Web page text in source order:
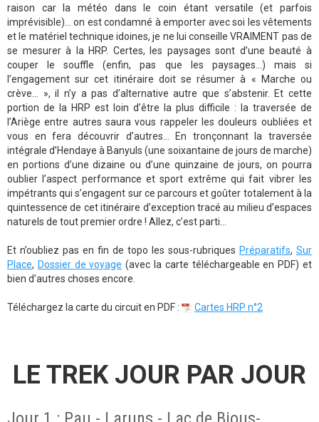
raison car la météo dans le coin étant versatile (et parfois
imprévisible)... on est condamné à emporter avec soi les vêtements
et le matériel technique idoines, je ne lui conseille VRAIMENT pas de
se mesurer à la HRP. Certes, les paysages sont d’une beauté à
couper le souffle (enfin, pas que les paysages...) mais si
l’engagement sur cet itinéraire doit se résumer à « Marche ou
crève... », il n’y a pas d’alternative autre que s’abstenir. Et cette
portion de la HRP est loin d’être la plus difficile : la traversée de
l’Ariège entre autres saura vous rappeler les douleurs oubliées et
vous en fera découvrir d’autres... En tronçonnant la traversée
intégrale d’Hendaye à Banyuls (une soixantaine de jours de marche)
en portions d’une dizaine ou d’une quinzaine de jours, on pourra
oublier l’aspect performance et sport extrême qui fait vibrer les
impétrants qui s’engagent sur ce parcours et goûter totalement à la
quintessence de cet itinéraire d’exception tracé au milieu d’espaces
naturels de tout premier ordre ! Allez, c’est parti...
Et n’oubliez pas en fin de topo les sous-rubriques Préparatifs, Sur
Place, Dossier de voyage (avec la carte téléchargeable en PDF) et
bien d’autres choses encore.
Téléchargez la carte du circuit en PDF : Cartes HRP n°2
LE TREK JOUR PAR JOUR